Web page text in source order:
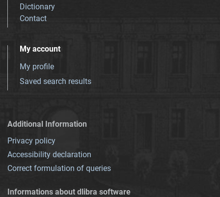
Dictionary
Contact
My account
My profile
Saved search results
Additional Information
Privacy policy
Accessibility declaration
Correct formulation of queries
Informations about dlibra software